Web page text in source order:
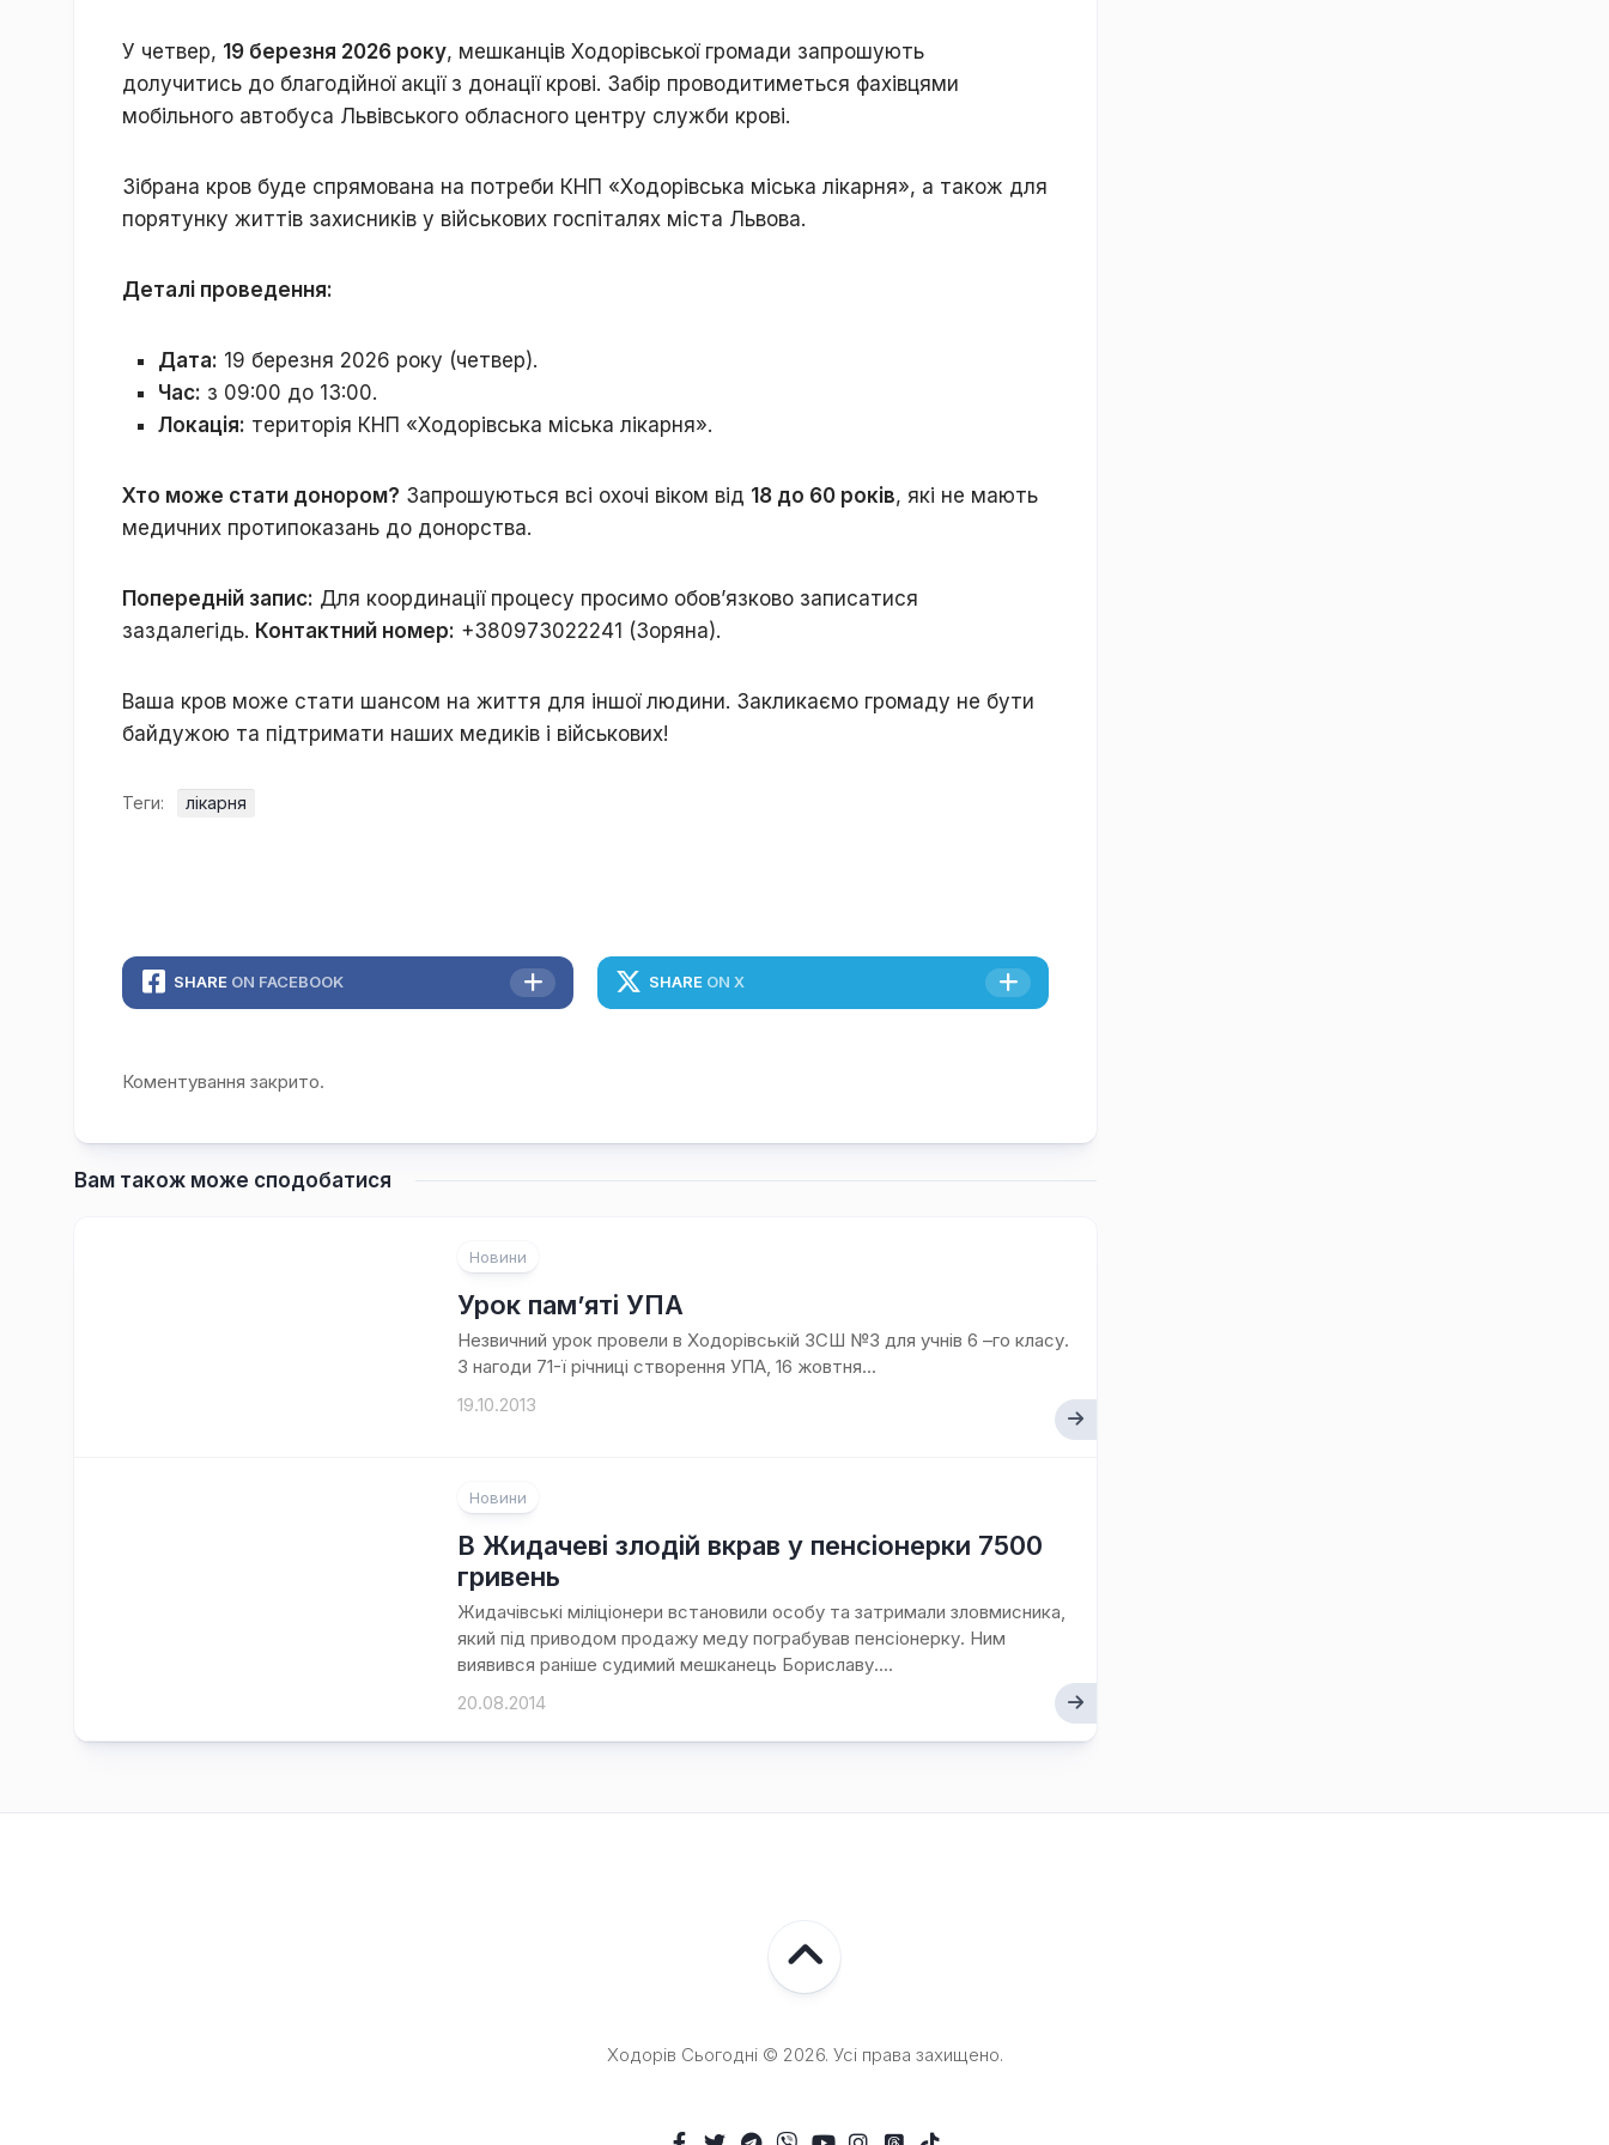
знай
свій
рідний
в
У четвер, 19 березня 2026 року, мешканців Ходорівської громади запрошують
долучитись до благодійної акції з донації крові. Забір проводитиметься фахівцями
мобільного автобуса Львівського обласного центру служби крові.
Зібрана кров буде спрямована на потреби КНП «Ходорівська міська лікарня», а також для
порятунку життів захисників у військових госпіталях міста Львова.
Деталі проведення:
Дата: 19 березня 2026 року (четвер).
Час: з 09:00 до 13:00.
Локація: територія КНП «Ходорівська міська лікарня».
Хто може стати донором? Запрошуються всі охочі віком від 18 до 60 років, які не мають
медичних протипоказань до донорства.
Попередній запис: Для координації процесу просимо обов’язково записатися
заздалегідь. Контактний номер: +380973022241 (Зоряна).
Ваша кров може стати шансом на життя для іншої людини. Закликаємо громаду не бути
байдужою та підтримати наших медиків і військових!
Теги: лікарня
SHARE ON FACEBOOK SHARE ON X
Коментування закрито.
Вам також може сподобатися
Новини
Урок пам’яті УПА
Незвичний урок провели в Ходорівській ЗСШ №3 для учнів 6 –го класу.
З нагоди 71-ї річниці створення УПА, 16 жовтня...
19.10.2013
Новини
В Жидачеві злодій вкрав у пенсіонерки 7500
гривень
Жидачівські міліціонери встановили особу та затримали зловмисника,
який під приводом продажу меду пограбував пенсіонерку. Ним
виявився раніше судимий мешканець Бориславу....
20.08.2014
Ходорів Сьогодні © 2026. Усі права захищено.